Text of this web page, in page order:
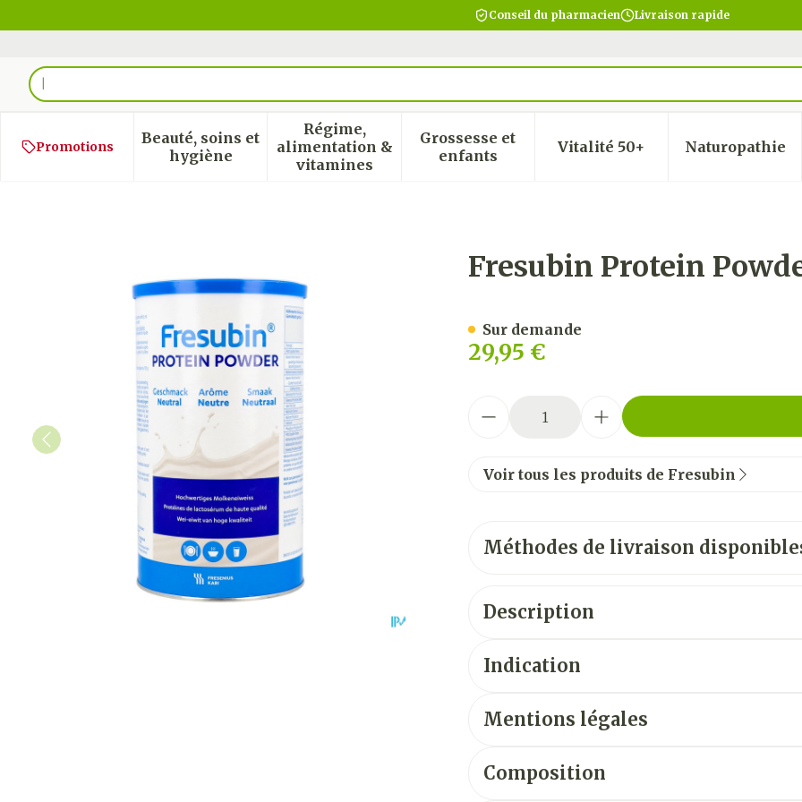
Conseil du pharmacien Livraison rapide
Rechercher
Promotions
Beauté, soins et
hygièneAfficher le sous-menu pour la catégorie Beauté, soins et hygiène
Régime,
alimentation &
vitamines
Afficher le sous-menu pour la catégorie Régime,
Grossesse et
enfantsAfficher le sous-menu pour la catégorie
Vitalité 50+Afficher le sous-menu
Naturopathie
Afficher
Fresubin Protein
29,95 €
Sur demande
Voir tous les produits de Fresubin
Méthodes de livraison
Description
Indication
Mentions légales
Composition